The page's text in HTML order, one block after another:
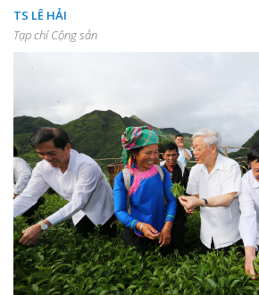
TS LÊ HẢI
Tạp chí Cộng sản